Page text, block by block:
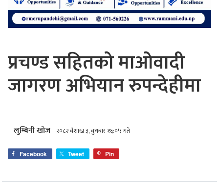
प्रचण्ड सहितको माओवादी
जागरण अभियान रुपन्देहीमा
लुम्बिनी खोज २०८२ बैशाख ३, बुधबार १६:०५ गते
Facebook Tweet Pin